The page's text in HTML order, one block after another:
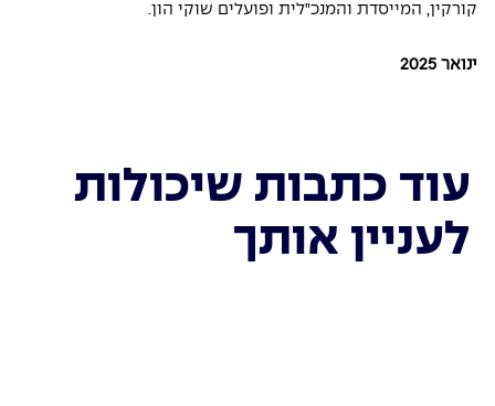
קורקין, המייסדת והמנכ"לית ופועלים שוקי הון.
ינואר 2025
עוד כתבות שיכולות
לעניין אותך